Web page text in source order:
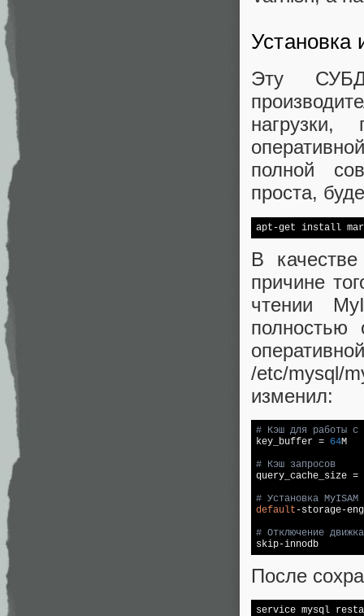
Установка
Эту
полной
проста,
В
причине
чтении
полностью
/etc/mysql/
изменил:
# Кэш для работы с
key_buffer = 64M
# Кэш запросов
query_cache_size =
# Установка
default -storage-
# Отключение
После